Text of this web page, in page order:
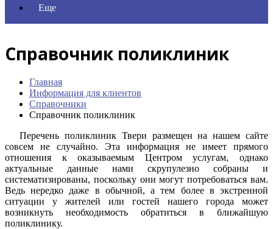
Еще
Справочник поликлиник
Главная
Информация для клиентов
Справочники
Справочник поликлиник
Перечень поликлиник Твери размещен на нашем сайте
совсем не случайно. Эта информация не имеет прямого
отношения к оказываемым Центром услугам, однако
актуальные данные нами скрупулезно собраны и
систематизированы, поскольку они могут потребоваться вам.
Ведь нередко даже в обычной, а тем более в экстренной
ситуации у жителей или гостей нашего города может
возникнуть необходимость обратиться в ближайшую
поликлинику.